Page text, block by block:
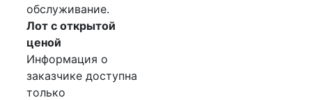
обслуживание.
Лот с открытой
ценой
Информация о
заказчике доступна
только